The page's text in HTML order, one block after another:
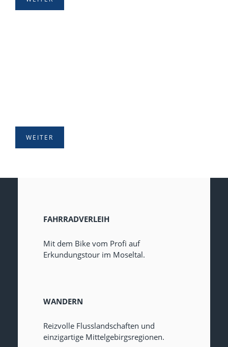
WEITER
FAHRRADVERLEIH
Mit dem Bike vom Profi auf
Erkundungstour im Moseltal.
WANDERN
Reizvolle Flusslandschaften und
einzigartige Mittelgebirgsregionen.